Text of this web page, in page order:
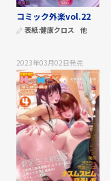
コミック外楽vol.22
表紙:健康クロス 他
2023年03月02日発売